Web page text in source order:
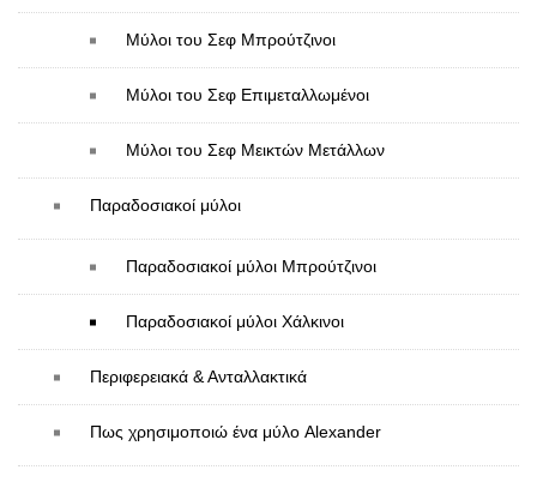
Μύλοι του Σεφ Mπρούτζινοι
Μύλοι του Σεφ Επιμεταλλωμένοι
Μύλοι του Σεφ Μεικτών Μετάλλων
Παραδοσιακοί μύλοι
Παραδοσιακοί μύλοι Mπρούτζινοι
Παραδοσιακοί μύλοι Χάλκινοι
Περιφερειακά & Ανταλλακτικά
Πως χρησιμοποιώ ένα μύλο Alexander